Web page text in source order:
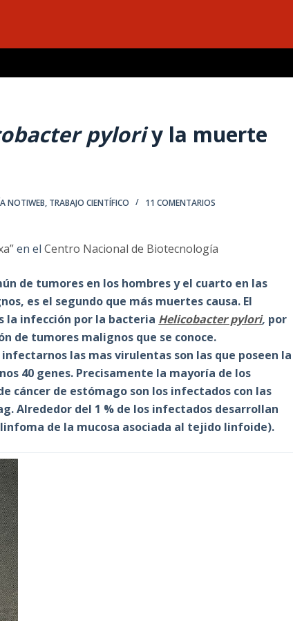
pyloriy la muerte
NOTIWEB, TRABAJO CIENTÍFICO 11 COMENTARIOS
en elCentro Nacional de Biotecnología
de tumores en los hombres y el cuarto en las
es el segundo que más muertes causa. El
la infección por la bacteria Helicobacter pylori, por
de tumores malignos que se conoce.
las mas virulentas son las que poseen la
40 genes. Precisamente la mayoría de los
cáncer de estómago son los infectados con las
Alrededor del 1 % de los infectados desarrollan
de la mucosa asociada al tejido linfoide).